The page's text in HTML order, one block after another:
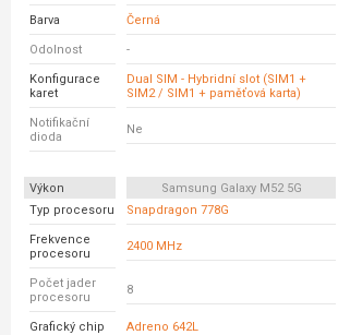
Barva Černá
Odolnost -
Konfigurace
karet
Dual SIM - Hybridní slot (SIM1 +
SIM2 / SIM1 + paměťová karta)
Notifikační
dioda
Ne
Výkon Samsung Galaxy M52 5G
Typ procesoru
Snapdragon 778G
Frekvence
procesoru
2400 MHz
Počet jader
procesoru
8
Grafický chip Adreno 642L